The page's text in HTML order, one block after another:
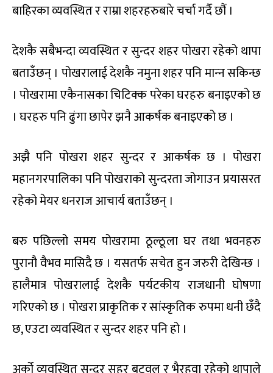
बाहिरका व्यवस्थित र राम्रा शहरहरुबारे चर्चा गर्दै छौं ।
देशकै सबैभन्दा व्यवस्थित र सुन्दर शहर पोखरा रहेको थापा
बताउँछन् । पोखरालाई देशकै नमुना शहर पनि मान्‍न सकिन्छ
। पोखरामा एकैनासका चिटिक्क परेका घरहरु बनाइएको छ
। घरहरु पनि ढुंगा छापेर झनै आकर्षक बनाइएको छ ।
अझै पनि पोखरा शहर सुन्दर र आकर्षक छ । पोखरा
महानगरपालिका पनि पोखराको सुन्दरता जोगाउन प्रयासरत
रहेको मेयर धनराज आचार्य बताउँछन् ।
बरु पछिल्लो समय पोखरामा ठूल्ठूला घर तथा भवनहरु
पुरानौ वैभव मासिदै छ । यसतर्फ सचेत हुन जरुरी देखिन्छ ।
हालैमात्र पोखरालाई देशकै पर्यटकीय राजधानी घोषणा
गरिएको छ । पोखरा प्राकृतिक र सांस्कृतिक रुपमा धनी छँदै
छ, एउटा व्यवस्थित र सुन्दर शहर पनि हो ।